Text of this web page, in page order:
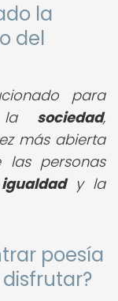
la
del
para
la sociedad,
más abierta
las personas
igualdady la
poesía
disfrutar?